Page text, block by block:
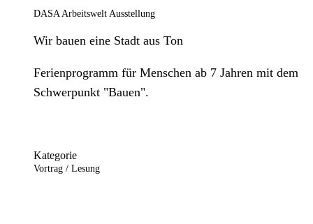
DASA Arbeitswelt Ausstellung
Wir bauen eine Stadt aus Ton
Ferienprogramm für Menschen ab 7 Jahren mit dem
Schwerpunkt "Bauen".
Kategorie
Vortrag / Lesung